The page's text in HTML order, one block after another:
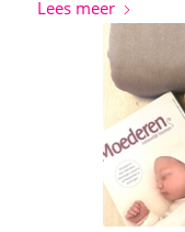
Lees meer